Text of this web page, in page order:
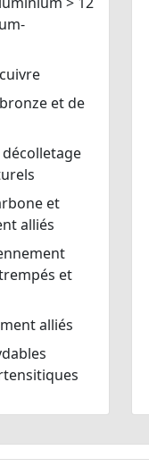
et de
et
alliés
et
alliés